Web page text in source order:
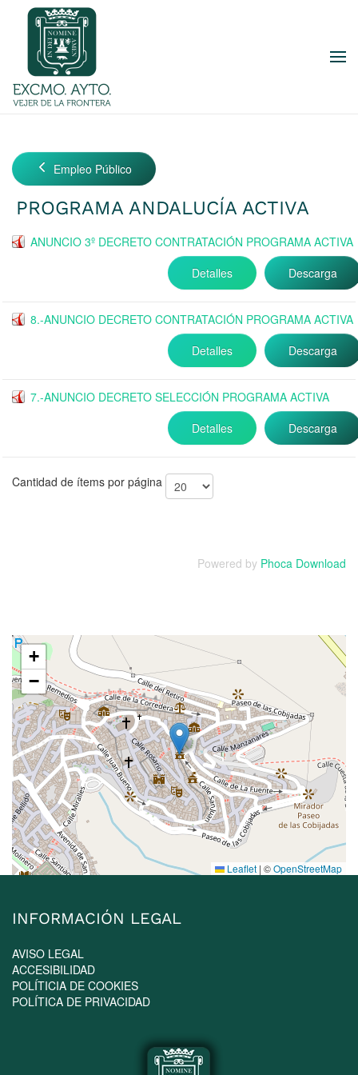
Skip to main content
Empleo Público
PROGRAMA ANDALUCÍA ACTIVA
ANUNCIO 3º DECRETO CONTRATACIÓN PROGRAMA ACTIVA
Descarga
Detalles
8.-ANUNCIO DECRETO CONTRATACIÓN PROGRAMA ACTIVA
Descarga
Detalles
7.-ANUNCIO DECRETO SELECCIÓN PROGRAMA ACTIVA
Descarga
Detalles
Cantidad de ítems por página
Powered by Phoca Download
+
−
Leaflet | ©OpenStreetMap
INFORMACIÓN LEGAL
AVISO LEGAL
ACCESIBILIDAD
POLÍTICIA DE COOKIES
POLÍTICA DE PRIVACIDAD